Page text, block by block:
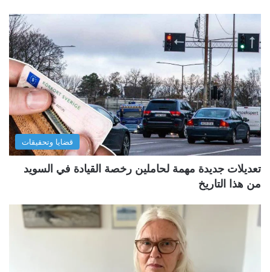
قضايا وتحقيقات
تعديلات جديدة مهمة لحاملين رخصة القيادة في السويد
من هذا التاريخ